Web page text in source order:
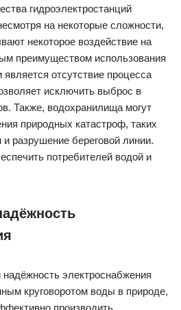
гидроэлектростанций
на некоторые сложности,
некоторое воздействие на
преимуществом использования
отсутствие процесса
исключить выброс в
Также, водохранилища могут
природных катастроф, таких
и разрушение береговой линии.
потребителей водой и
электроснабжения
круговоротом воды в природе,
производить